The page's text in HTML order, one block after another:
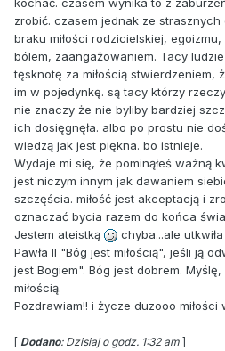
kochać. czasem wynika to z
zrobić. czasem jednak ze
braku miłości rodzicielskiej,
bólem, zaangażowaniem. Tacy
tęsknotę za miłością stwierdzeniem,
im w pojedynkę. są tacy którzy
nie znaczy że nie byliby bardziej
ich dosięgnęła. albo po prostu nie
wiedzą jak jest piękna. bo istnieje.
Wydaje mi się, że pominąłeś ważną
jest niczym innym jak dawaniem
szczęścia. miłość jest akceptacją i
oznaczać bycia razem do końca
Jestem ateistką
chyba...ale
Pawła II "Bóg jest miłością", jeśli ją
jest Bogiem". Bóg jest dobrem.
miłością.
Pozdrawiam!! i życze duzooo miłości
[ Dodano: Dzisiaj o godz. 1:32 am ]